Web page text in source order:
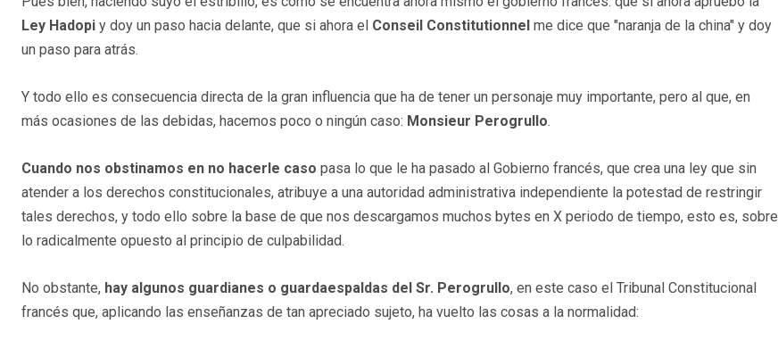
Ley Hadopi y doy un paso hacia delante, que si ahora el Conseil Constitutionnel me dice que "naranja de la china" y doy
un paso para atrás.
Y todo ello es consecuencia directa de la gran influencia que ha de tener un personaje muy importante, pero al que, en
más ocasiones de las debidas, hacemos poco o ningún caso: Monsieur Perogrullo.
Cuando nos obstinamos en no hacerle caso pasa lo que le ha pasado al Gobierno francés, que crea una ley que sin
atender a los derechos constitucionales, atribuye a una autoridad administrativa independiente la potestad de restringir
tales derechos, y todo ello sobre la base de que nos descargamos muchos bytes en X periodo de tiempo, esto es, sobre
lo radicalmente opuesto al principio de culpabilidad.
No obstante, hay algunos guardianes o guardaespaldas del Sr. Perogrullo, en este caso el Tribunal Constitucional
francés que, aplicando las enseñanzas de tan apreciado sujeto, ha vuelto las cosas a la normalidad: